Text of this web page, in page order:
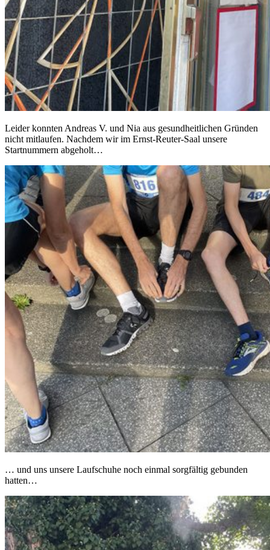
Leider konnten Andreas V. und Nia aus gesundheitlichen Gründen
nicht mitlaufen. Nachdem wir im Ernst-Reuter-Saal unsere
Startnummern abgeholt…
… und uns unsere Laufschuhe noch einmal sorgfältig gebunden
hatten…